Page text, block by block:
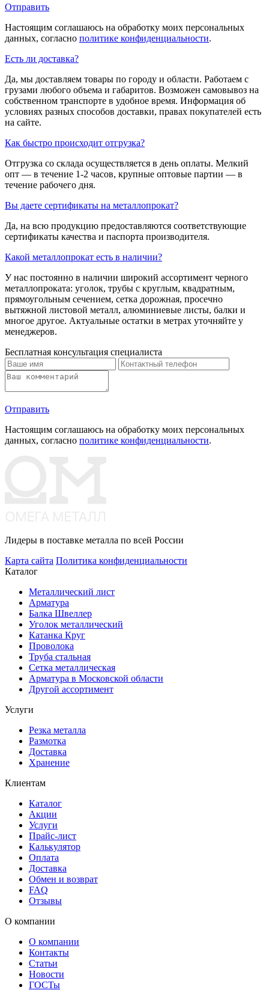
Отправить
Настоящим соглашаюсь на обработку моих персональных
данных, согласно политике конфиденциальности.
Есть ли доставка?
Да, мы доставляем товары по городу и области. Работаем с
грузами любого объема и габаритов. Возможен самовывоз на
собственном транспорте в удобное время. Информация об
условиях разных способов доставки, правах покупателей есть
на сайте.
Как быстро происходит отгрузка?
Отгрузка со склада осуществляется в день оплаты. Мелкий
опт — в течение 1-2 часов, крупные оптовые партии — в
течение рабочего дня.
Вы даете сертификаты на металлопрокат?
Да, на всю продукцию предоставляются соответствующие
сертификаты качества и паспорта производителя.
Какой металлопрокат есть в наличии?
У нас постоянно в наличии широкий ассортимент черного
металлопроката: уголок, трубы с круглым, квадратным,
прямоугольным сечением, сетка дорожная, просечно
вытяжной листовой металл, алюминиевые листы, балки и
многое другое. Актуальные остатки в метрах уточняйте у
менеджеров.
Бесплатная консультация специалиста
Отправить
Настоящим соглашаюсь на обработку моих персональных
данных, согласно политике конфиденциальности.
Лидеры в поставке металла по всей России
Карта сайта Политика конфиденциальности
Каталог
Металлический лист
Арматура
Балка Швеллер
Уголок металлический
Катанка Круг
Проволока
Труба стальная
Сетка металлическая
Арматура в Московской области
Другой ассортимент
Услуги
Резка металла
Размотка
Доставка
Хранение
Клиентам
Каталог
Акции
Услуги
Прайс-лист
Калькулятор
Оплата
Доставка
Обмен и возврат
FAQ
Отзывы
О компании
О компании
Контакты
Статьи
Новости
ГОСТы